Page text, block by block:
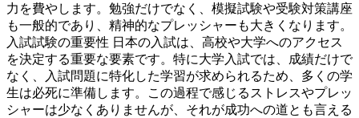
力を費やします。勉強だけでなく、模擬試験や受験対策講座
も一般的であり、精神的なプレッシャーも大きくなります。
入試試験の重要性 日本の入試は、高校や大学へのアクセス
を決定する重要な要素です。特に大学入試では、成績だけで
なく、入試問題に特化した学習が求められるため、多くの学
生は必死に準備します。この過程で感じるストレスやプレッ
シャーは少なくありませんが、それが成功への道とも言える